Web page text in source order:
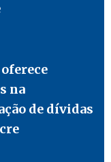
na
de dívidas